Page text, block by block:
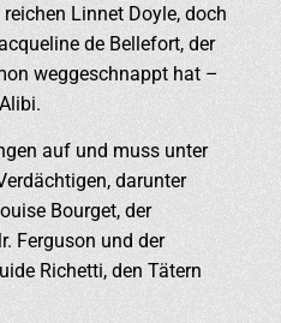
Linnet Doyle, doch
de Bellefort, der
weggeschnappt hat –
auf und muss unter
darunter
Bourget, der
Ferguson und der
Richetti, den Tätern